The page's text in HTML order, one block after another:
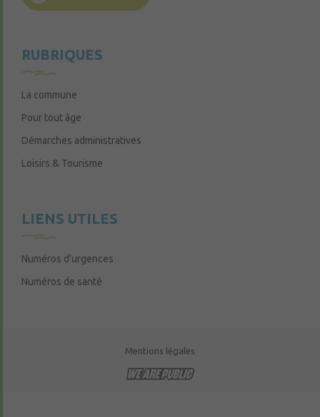
RUBRIQUES
La commune
Pour tout âge
Démarches administratives
Loisirs & Tourisme
LIENS UTILES
Numéros d’urgences
Numéros de santé
Mentions légales